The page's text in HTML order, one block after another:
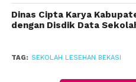
Setiap siswa pun
Dinas Cipta Karya
dengan Disdik Data
TAG: SEKOLAH LESEHAN BEKASI